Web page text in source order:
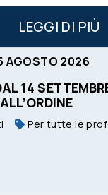
LEGGI DI PIÙ
AGOSTO 2026
14
Per tutte le